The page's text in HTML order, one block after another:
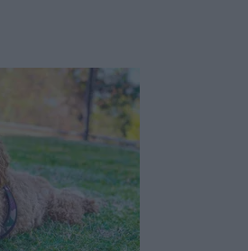
Najczęściej spotykane jest czarne i
w kolejnych pokoleniach.
od teorii – określenia celu i metod
naukowymi, bazującymi na
poszczególnych genów, metod